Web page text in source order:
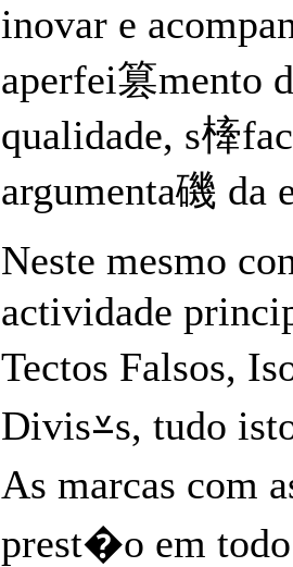
inovar e
aperfei篡mento
qualidade, s㯠
argumenta磯 da
Neste mesmo
actividade
Tectos Falsos,
Divis⩡s, tudo
As marcas com
prest�o em